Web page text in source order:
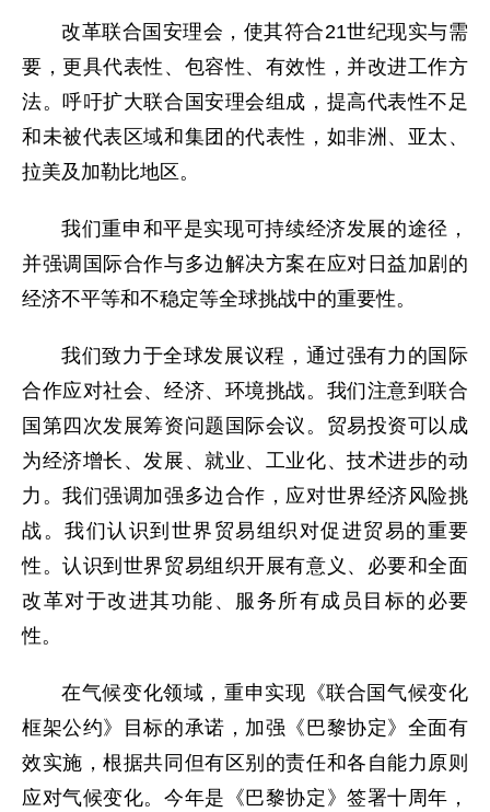
改革联合国安理会，使其符合21世纪现实与需
要，更具代表性、包容性、有效性，并改进工作方
法。呼吁扩大联合国安理会组成，提高代表性不足
和未被代表区域和集团的代表性，如非洲、亚太、
拉美及加勒比地区。
我们重申和平是实现可持续经济发展的途径，
并强调国际合作与多边解决方案在应对日益加剧的
经济不平等和不稳定等全球挑战中的重要性。
我们致力于全球发展议程，通过强有力的国际
合作应对社会、经济、环境挑战。我们注意到联合
国第四次发展筹资问题国际会议。贸易投资可以成
为经济增长、发展、就业、工业化、技术进步的动
力。我们强调加强多边合作，应对世界经济风险挑
战。我们认识到世界贸易组织对促进贸易的重要
性。认识到世界贸易组织开展有意义、必要和全面
改革对于改进其功能、服务所有成员目标的必要
性。
在气候变化领域，重申实现《联合国气候变化
框架公约》目标的承诺，加强《巴黎协定》全面有
效实施，根据共同但有区别的责任和各自能力原则
应对气候变化。今年是《巴黎协定》签署十周年，